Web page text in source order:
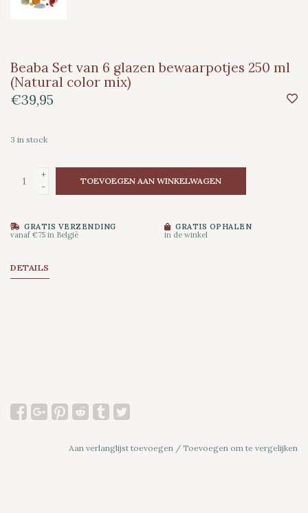
Beaba Set van 6 glazen bewaarpotjes 250 ml
(Natural color mix)
€39,95
3 in stock
+
-
TOEVOEGEN AAN WINKELWAGEN
GRATIS VERZENDING
vanaf €75 in België
GRATIS OPHALEN
in de winkel
DETAILS
Aan verlanglijst toevoegen / Toevoegen om te vergelijken